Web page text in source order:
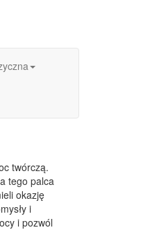
twórczą.
tego palca
okazję
i
i pozwól